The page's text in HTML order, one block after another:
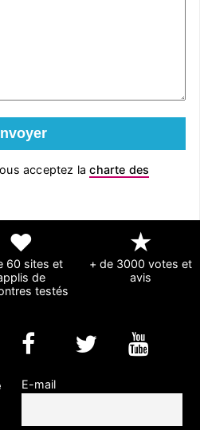
acceptez lacharte des
❤
60 sites et
de
testés
★
+ de 3000 votes et
avis
E-mail